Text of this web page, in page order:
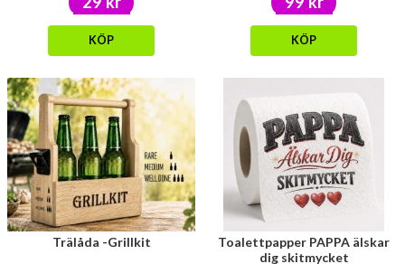
KÖP KÖP
Trälåda -Grillkit
Toalettpapper PAPPA älskar
dig skitmycket